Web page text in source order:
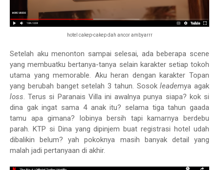
hotel cakep-cakep dah ancor ambyarrr
Setelah aku menonton sampai selesai, ada beberapa scene
yang membuatku bertanya-tanya selain karakter setiap tokoh
utama yang memorable. Aku heran dengan karakter Topan
yang berubah banget setelah 3 tahun. Sosokleadernya agak
loss. Terus si Paranais Villa ini awalnya punya siapa? kok si
dina gak ingat sama 4 anak itu? selama tiga tahun gaada
tamu apa gimana? lobinya bersih tapi kamarnya berdebu
parah. KTP si Dina yang dipinjem buat registrasi hotel udah
dibalikin belum? yah pokoknya masih banyak detail yang
malah jadi pertanyaan di akhir.